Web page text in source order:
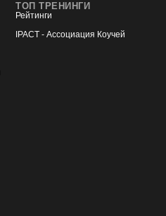
ТОП ТРЕНИНГИ
Рейтинги
IPACT - Ассоциация Коучей